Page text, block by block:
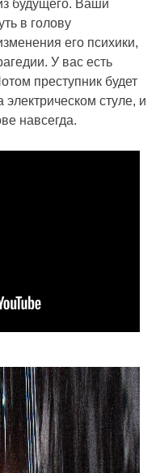
будущего. Ваши
в голову
его психики,
У вас есть
преступник будет
электрическом стуле, и
навсегда.